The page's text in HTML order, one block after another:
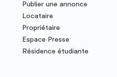
Publier une annonce
Locataire
Propriétaire
Espace Presse
Résidence étudiante